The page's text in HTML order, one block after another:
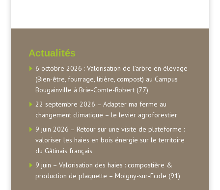
Actualités
6 octobre 2026 : Valorisation de l’arbre en élevage
(Bien-être, fourrage, litière, compost) au Campus
Bougainville à Brie-Comte-Robert (77)
22 septembre 2026 – Adapter ma ferme au
changement climatique – le levier agroforestier
9 juin 2026 – Retour sur une visite de plateforme :
valoriser les haies en bois énergie sur le territoire
du Gâtinais français
9 juin – Valorisation des haies : compostière &
production de plaquette – Moigny-sur-Ecole (91)